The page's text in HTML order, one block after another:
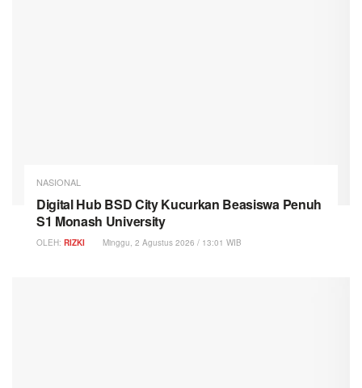
NASIONAL
Digital Hub BSD City Kucurkan Beasiswa Penuh
S1 Monash University
OLEH: RIZKI Minggu, 2 Agustus 2026 / 13:01 WIB